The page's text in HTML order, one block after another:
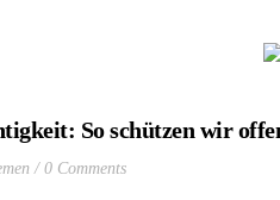
So schützen wir
0 Comments